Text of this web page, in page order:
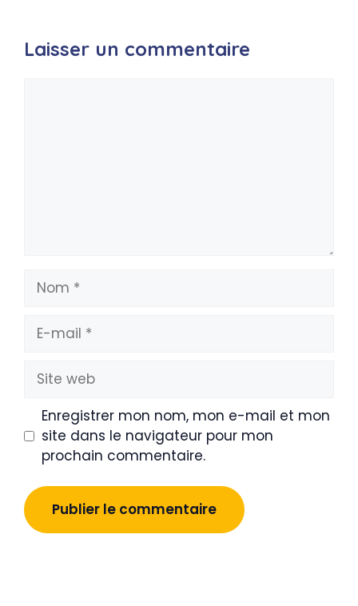
Laisser un commentaire
Nom
mail
Site
web
Enregistrer mon nom, mon e-mail et mon
site dans le navigateur pour mon
prochain commentaire.